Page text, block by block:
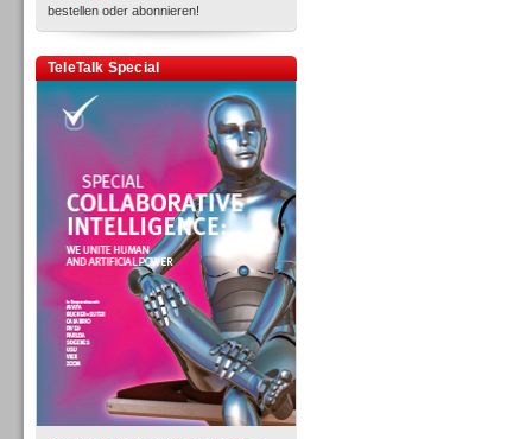
bestellen oder abonnieren!
TeleTalk Special
Personal
Inbound